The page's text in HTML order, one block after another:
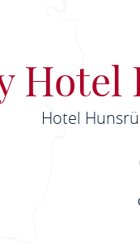
Hotel
Hotel